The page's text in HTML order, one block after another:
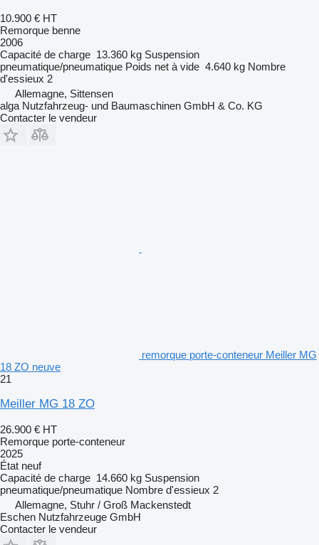
10.900 € HT
Remorque benne
2006
Capacité de charge 13.360 kg Suspension
pneumatique/pneumatique Poids net à vide 4.640 kg Nombre
d'essieux 2
Allemagne, Sittensen
alga Nutzfahrzeug- und Baumaschinen GmbH & Co. KG
Contacter le vendeur
remorque porte-conteneur Meiller MG
18 ZO neuve
21
Meiller MG 18 ZO
26.900 € HT
Remorque porte-conteneur
2025
État neuf
Capacité de charge 14.660 kg Suspension
pneumatique/pneumatique Nombre d'essieux 2
Allemagne, Stuhr / Groß Mackenstedt
Eschen Nutzfahrzeuge GmbH
Contacter le vendeur